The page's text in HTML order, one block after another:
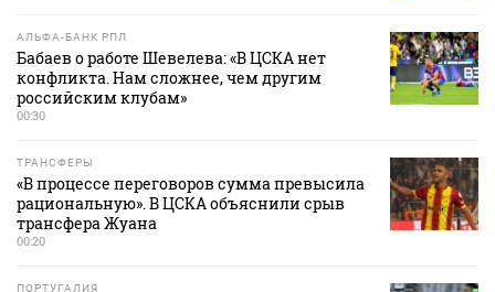
АЛЬФА-БАНК РПЛ
Бабаев о работе Шевелева: «В ЦСКА нет
конфликта. Нам сложнее, чем другим
российским клубам»
00:30
ТРАНСФЕРЫ
«В процессе переговоров сумма превысила
рациональную». В ЦСКА объяснили срыв
трансфера Жуана
00:20
ПОРТУГАЛИЯ